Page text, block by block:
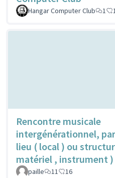
Hangar Computer Club
1
Rencontre musicale
intergénérationnel,
lieu ( local ) ou
matériel , instrument )
paille 11 16